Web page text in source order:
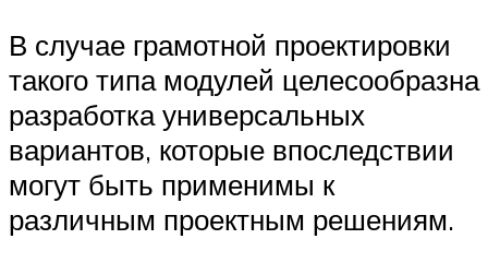
В случае грамотной проектировки
такого типа модулей целесообразна
разработка универсальных
вариантов, которые впоследствии
могут быть применимы к
различным проектным решениям.